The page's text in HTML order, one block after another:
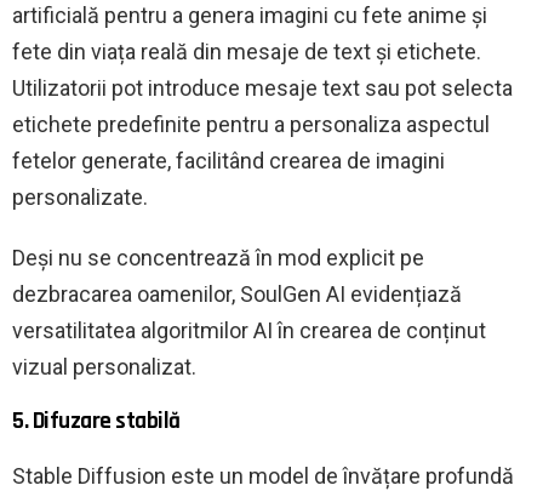
artificială pentru a genera imagini cu fete anime și
fete din viața reală din mesaje de text și etichete.
Utilizatorii pot introduce mesaje text sau pot selecta
etichete predefinite pentru a personaliza aspectul
fetelor generate, facilitând crearea de imagini
personalizate.
Deși nu se concentrează în mod explicit pe
dezbracarea oamenilor, SoulGen AI evidențiază
versatilitatea algoritmilor AI în crearea de conținut
vizual personalizat.
5. Difuzare stabilă
Stable Diffusion este un model de învățare profundă